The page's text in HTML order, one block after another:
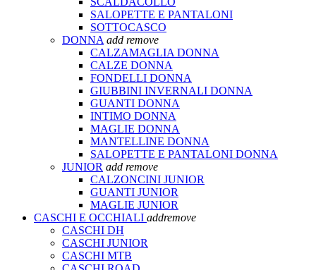
SALOPETTE E PANTALONI
SOTTOCASCO
DONNA add remove
CALZAMAGLIA DONNA
CALZE DONNA
FONDELLI DONNA
GIUBBINI INVERNALI DONNA
GUANTI DONNA
INTIMO DONNA
MAGLIE DONNA
MANTELLINE DONNA
SALOPETTE E PANTALONI DONNA
JUNIOR add remove
CALZONCINI JUNIOR
GUANTI JUNIOR
MAGLIE JUNIOR
CASCHI E OCCHIALI addremove
CASCHI DH
CASCHI JUNIOR
CASCHI MTB